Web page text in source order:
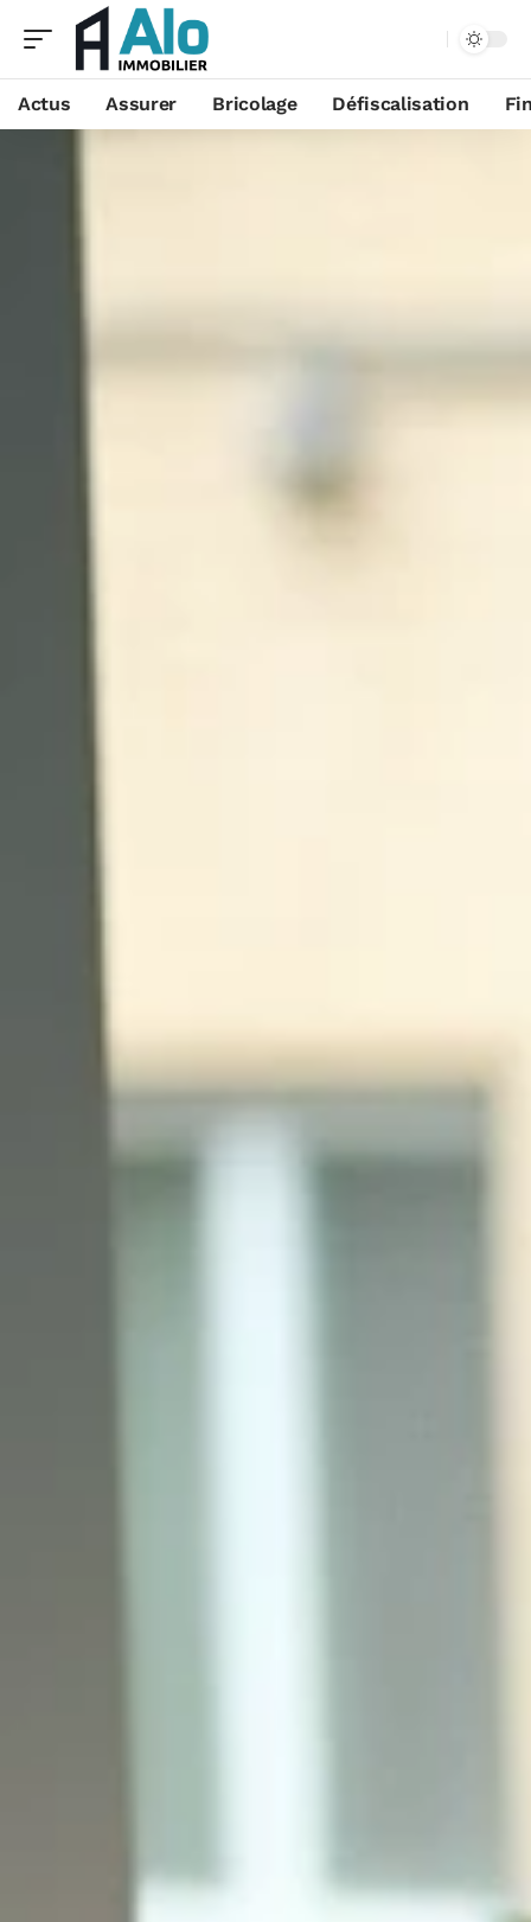
Actus Assurer Bricolage Défiscalisation